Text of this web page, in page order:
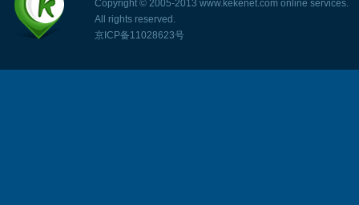
Copyright © 2005-2013 www.kekenet.com online services.
All rights reserved.
京ICP备11028623号